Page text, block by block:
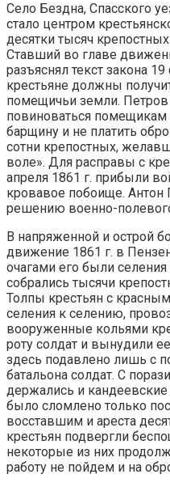
Село Бездна, Спасского
стало центром
десятки тысяч
Ставший во главе
разъяснял текст закона
крестьяне должны
помещичьи земли.
повиноваться
барщину и не платить
сотни крепостных,
воле». Для расправы с
апреля 1861 г. прибыли
кровавое побоище. Антон
решению военно-
В напряженной и острой
движение 1861 г. в
очагами его были
собрались тысячи
Толпы крестьян с
селения к селению,
вооруженные кольями
роту солдат и вынудили
здесь подавлено лишь с
батальона солдат. С
держались и кандеевские
было сломлено только
восставшим и ареста
крестьян подвергли
некоторые из них
работу не пойдем и на